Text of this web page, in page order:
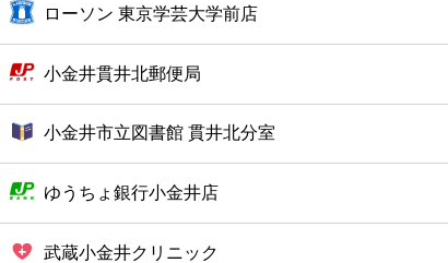
ホテル
ローソン 東京学芸大学前店
小金井貫井北郵便局
小金井市立図書館 貫井北分室
ゆうちょ銀行小金井店
武蔵小金井クリニック